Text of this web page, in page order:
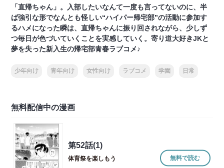
「直帰ちゃん」。入部したいなんて一度も言ってないのに、半
ば強引な形でなんとも怪しい“ハイパー帰宅部”の活動に参加す
るハメになった瞬は、直帰ちゃんに振り回されながら、少しず
つ毎日が色づいていくことを実感していく。寄り道大好きJKと
夢を失った新入生の帰宅部青春ラブコメ♪
少年向け 青年向け 女性向け ラブコメ 学園 日常
無料配信中の漫画
第52話(1)
体育祭を楽しもう 無料で読む